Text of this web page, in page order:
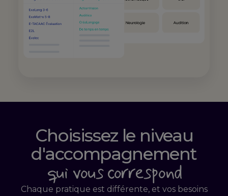
Choisissez le niveau
d'accompagnement
qui vous correspond
Chaque pratique est différente, et vos besoins